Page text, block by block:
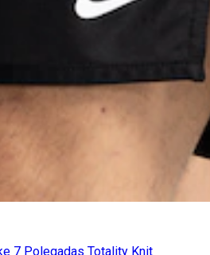
7 Polegadas Totality Knit